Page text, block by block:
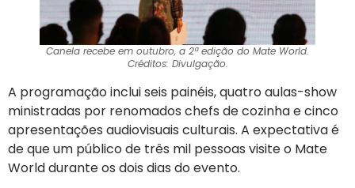
Canela recebe em outubro, a 2ª edição do Mate World.
Créditos: Divulgação.
A programação inclui seis painéis, quatro aulas-show
ministradas por renomados chefs de cozinha e cinco
apresentações audiovisuais culturais. A expectativa é
de que um público de três mil pessoas visite o Mate
World durante os dois dias do evento.